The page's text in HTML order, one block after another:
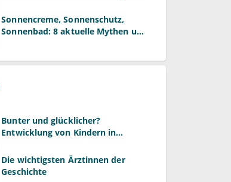
Sonnencreme, Sonnenschutz,
Sonnenbad: 8 aktuelle Mythen und
Bunter und glücklicher?
Entwicklung von Kindern in
Die wichtigsten Ärztinnen der
Geschichte